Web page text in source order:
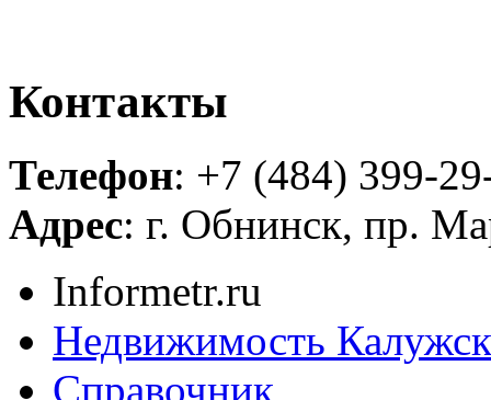
Контакты
Телефон: +7 (484) 399-
Адрес: г. Обнинск, пр.
Informetr.ru
Недвижимость
Справочник